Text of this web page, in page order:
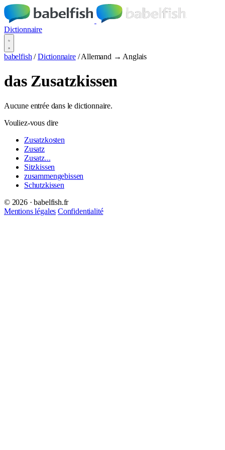
Dictionnaire
babelfish / Dictionnaire / Allemand → Anglais
das Zusatzkissen
Aucune entrée dans le dictionnaire.
Vouliez-vous dire
Zusatzkosten
Zusatz
Zusatz...
Sitzkissen
zusammengebissen
Schutzkissen
© 2026 · babelfish.fr
Mentions légales Confidentialité